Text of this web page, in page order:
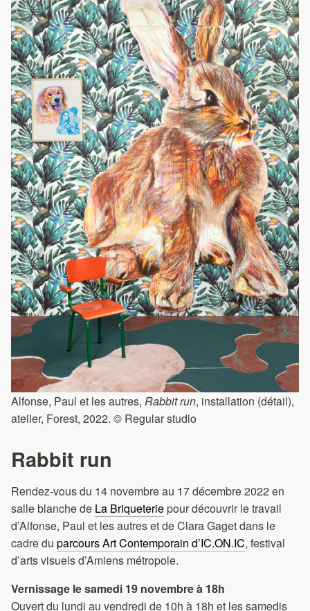
Alfonse, Paul et les autres, Rabbit run, installation (détail),
atelier, Forest, 2022. © Regular studio
Rabbit run
Rendez-vous du 14 novembre au 17 décembre 2022 en
salle blanche de La Briqueteriepour découvrir le travail
d’Alfonse, Paul et les autres et de Clara Gaget dans le
cadre du parcours Art Contemporain d’IC.ON.IC, festival
d’arts visuels d’Amiens métropole.
Vernissage le samedi 19 novembre à 18h
Ouvert du lundi au vendredi de 10h à 18h et les samedis